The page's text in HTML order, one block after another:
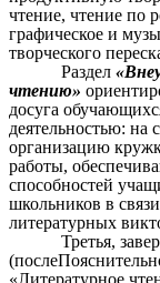
чтение, чтение по
графическое и
творческого
Раздел
чтению»
досуга
деятельностью: на
организацию
работы,
способностей
школьников в
литературных
Третья,